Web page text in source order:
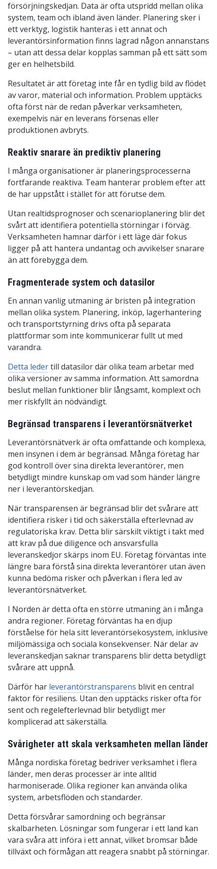
försörjningskedjan. Data är ofta utspridd mellan olika
system, team och ibland även länder. Planering sker i
ett verktyg, logistik hanteras i ett annat och
leverantörsinformation finns lagrad någon annanstans
– utan att dessa delar kopplas samman på ett sätt som
ger en helhetsbild.
Resultatet är att företag inte får en tydlig bild av flödet
av varor, material och information. Problem upptäcks
ofta först när de redan påverkar verksamheten,
exempelvis när en leverans försenas eller
produktionen avbryts.
Reaktiv snarare än prediktiv planering
I många organisationer är planeringsprocesserna
fortfarande reaktiva. Team hanterar problem efter att
de har uppstått i stället för att förutse dem.
Utan realtidsprognoser och scenarioplanering blir det
svårt att identifiera potentiella störningar i förväg.
Verksamheten hamnar därför i ett läge där fokus
ligger på att hantera undantag och avvikelser snarare
än att förebygga dem.
Fragmenterade system och datasilor
En annan vanlig utmaning är bristen på integration
mellan olika system. Planering, inköp, lagerhantering
och transportstyrning drivs ofta på separata
plattformar som inte kommunicerar fullt ut med
varandra.
Detta ledertill datasilor där olika team arbetar med
olika versioner av samma information. Att samordna
beslut mellan funktioner blir långsamt, komplext och
mer riskfyllt än nödvändigt.
Begränsad transparens i leverantörsnätverket
Leverantörsnätverk är ofta omfattande och komplexa,
men insynen i dem är begränsad. Många företag har
god kontroll över sina direkta leverantörer, men
betydligt mindre kunskap om vad som händer längre
ner i leverantörskedjan.
När transparensen är begränsad blir det svårare att
identifiera risker i tid och säkerställa efterlevnad av
regulatoriska krav. Detta blir särskilt viktigt i takt med
att krav på due diligence och ansvarsfulla
leveranskedjor skärps inom EU. Företag förväntas inte
längre bara förstå sina direkta leverantörer utan även
kunna bedöma risker och påverkan i flera led av
leverantörsnätverket.
I Norden är detta ofta en större utmaning än i många
andra regioner. Företag förväntas ha en djup
förståelse för hela sitt leverantörsekosystem, inklusive
miljömässiga och sociala konsekvenser. När delar av
leveranskedjan saknar transparens blir detta betydligt
svårare att uppnå.
Därför har leverantörstransparens blivit en central
faktor för resiliens. Utan den upptäcks risker ofta för
sent och regelefterlevnad blir betydligt mer
komplicerad att säkerställa.
Svårigheter att skala verksamheten mellan länder
Många nordiska företag bedriver verksamhet i flera
länder, men deras processer är inte alltid
harmoniserade. Olika regioner kan använda olika
system, arbetsflöden och standarder.
Detta försvårar samordning och begränsar
skalbarheten. Lösningar som fungerar i ett land kan
vara svåra att införa i ett annat, vilket bromsar både
tillväxt och förmågan att reagera snabbt på störningar.